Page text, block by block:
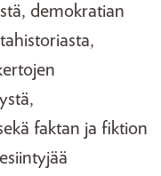
demokratian
faktan ja fiktion